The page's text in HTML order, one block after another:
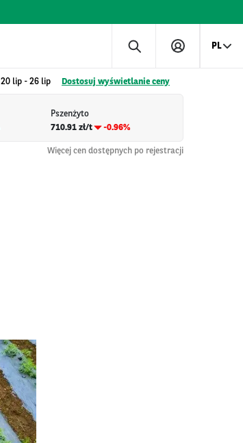
PL
20 lip - 26 lip Dostosuj wyświetlanie ceny
Pszenżyto
710.91 zł/t
-0.96%
Więcej cen dostępnych po rejestracji